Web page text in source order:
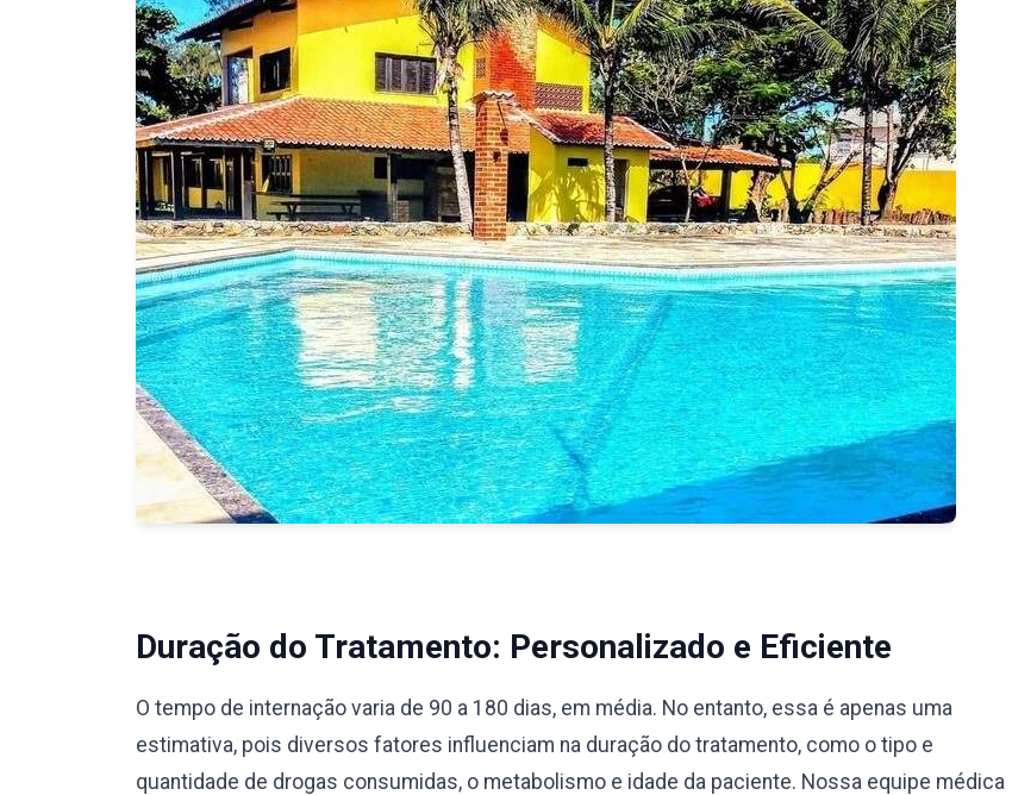
Duração do Tratamento: Personalizado e Eficiente
O tempo de internação varia de 90 a 180 dias, em média. No entanto, essa é apenas uma
estimativa, pois diversos fatores influenciam na duração do tratamento, como o tipo e
quantidade de drogas consumidas, o metabolismo e idade da paciente. Nossa equipe médica